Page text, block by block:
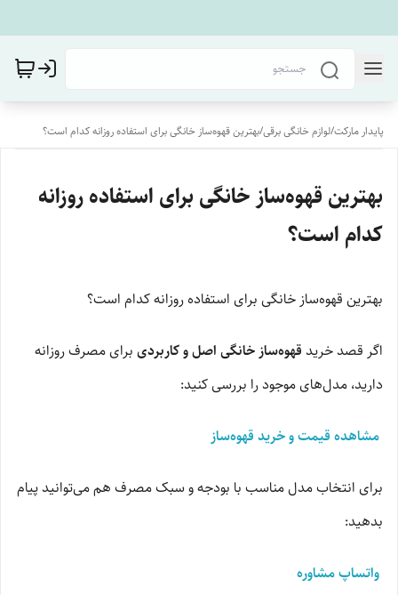
پایدار مارکت/لوازم خانگی برقی/بهترین قهوه‌ساز خانگی برای استفاده روزانه کدام است؟
بهترین قهوه‌ساز خانگی برای استفاده روزانه
کدام است؟
بهترین قهوه‌ساز خانگی برای استفاده روزانه کدام است؟
اگر قصد خرید قهوه‌ساز خانگی اصل و کاربردی برای مصرف روزانه
دارید، مدل‌های موجود را بررسی کنید:
مشاهده قیمت و خرید قهوه‌ساز
برای انتخاب مدل مناسب با بودجه و سبک مصرف هم می‌توانید پیام
بدهید:
واتساپ مشاوره